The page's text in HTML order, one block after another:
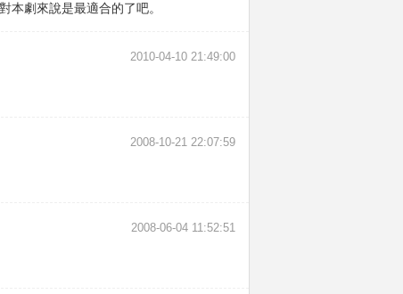
本劇來說是最適合的了吧。
2010-04-10 21:49:00
2008-10-21 22:07:59
2008-06-04 11:52:51